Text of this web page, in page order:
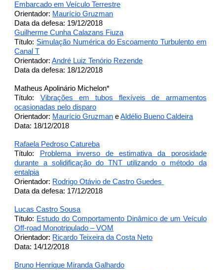
Embarcado em Veículo Terrestre
Orientador: Maurício Gruzman
Data da defesa: 19/12/2018
Guilherme Cunha Calazans Fiuza
Título: Simulação Numérica do Escoamento Turbulento em
Canal T
Orientador: André Luiz Tenório Rezende
Data da defesa: 18/12/2018
Matheus Apolinário Michelon*
Título:
Vibrações em tubos flexíveis de armamentos
ocasionadas pelo disparo
Orientador: Maurício Gruzman e Aldélio Bueno Caldeira
Data: 18/12/2018
Rafaela Pedroso Catureba
Título:
Problema inverso de estimativa da porosidade
durante a solidificação do TNT utilizando o método da
entalpia
Orientador: Rodrigo Otávio de Castro Guedes
Data da defesa: 17/12/2018
Lucas Castro Sousa
Título: Estudo do Comportamento Dinâmico de um Veículo
Off-road Monotripulado – VOM
Orientador: Ricardo Teixeira da Costa Neto
Data: 14/12/2018
Bruno Henrique Miranda Galhardo